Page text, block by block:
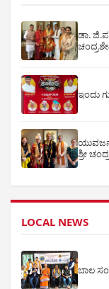
ಡಾ.
ಇಂದು
ಶ್ರೀ
LOCAL NEWS
ಬಾಲ